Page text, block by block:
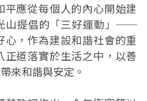
應從每個人的內心開始建
山提倡的「三好運動」──
，作為建設和諧社會的重
道落實於生活之中，以善
來和諧與安定。